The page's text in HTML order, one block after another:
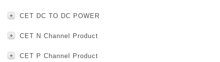
CET DC TO DC POWER
CET N Channel Product
CET P Channel Product